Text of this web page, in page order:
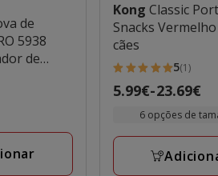
de
5938
de
KongClassic
Snacks Vermelho
cães
5
estrelas
1
avaliações
5(1)
Preço
a
23.69€
5.99€-23.69€
6 opções de